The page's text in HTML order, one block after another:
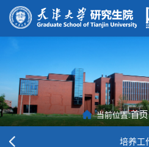
当前位置:首页
培养工